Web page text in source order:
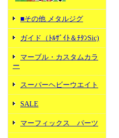
■その他 メタルジグ
ガイド（ﾄﾙｻﾞｲﾄ＆ﾁﾀﾝSic)
マーブル・カスタムカラ
ー
スーパーヘビーウエイト
SALE
マーフィックス パーツ